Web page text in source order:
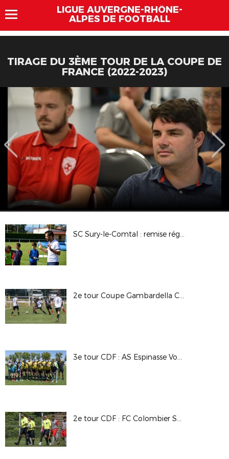
LIGUE AUVERGNE-RHÔNE-
ALPES DE FOOTBALL
TIRAGE DU 3ÈME TOUR DE LA COUPE DE
FRANCE (2022-2023)
SC Sury-le-Comtal : remise régionale du label jeunes FFF Crédit Agricole
2e tour Coupe Gambardella CA : US Bas en Basset / FC Espaly
3e tour CDF : AS Espinasse Vozelle / SC Avermes
2e tour CDF : FC Colombier Satolas / FC St Cyr Collonges au Mont D'Or